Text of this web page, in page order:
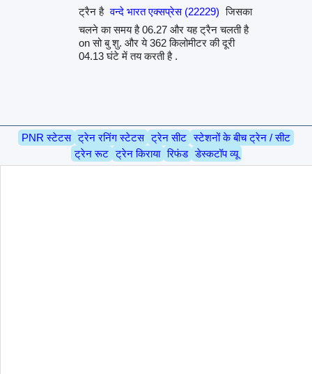
ट्रैन है वन्दे भारत एक्सप्रेस (22229) जिसका
चलने का समय है 06.27 और यह ट्रैन चलती है
on सो बु शु. और ये 362 किलोमीटर की दूरी
04.13 घंटे में तय करती है .
PNR स्टेटस ट्रेन रनिंग स्टेटस ट्रेन सीट स्टेशनों के बीच ट्रेन / सीट
ट्रेन रूट ट्रेन किराया रिफंड डेस्कटॉप व्यू